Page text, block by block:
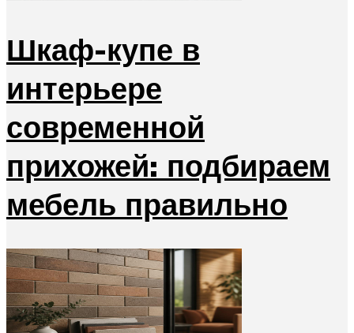
Шкаф-купе в
интерьере
современной
прихожей: подбираем
мебель правильно